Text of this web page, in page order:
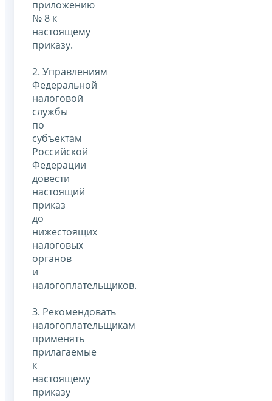
приложению
№ 8 к
настоящему
приказу.
2. Управлениям
Федеральной
налоговой
службы
по
субъектам
Российской
Федерации
довести
настоящий
приказ
до
нижестоящих
налоговых
органов
и
налогоплательщиков.
3. Рекомендовать
налогоплательщикам
применять
прилагаемые
к
настоящему
приказу